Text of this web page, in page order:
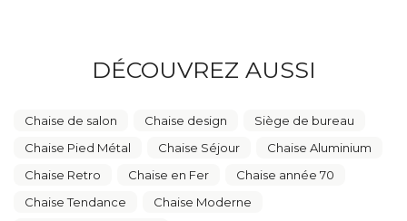
DÉCOUVREZ AUSSI
Chaise de salon Chaise design
Siège de bureau
Chaise Pied Métal
Chaise Séjour
Chaise Aluminium
Chaise Retro
Chaise en Fer
Chaise année 70
Chaise Tendance
Chaise Moderne